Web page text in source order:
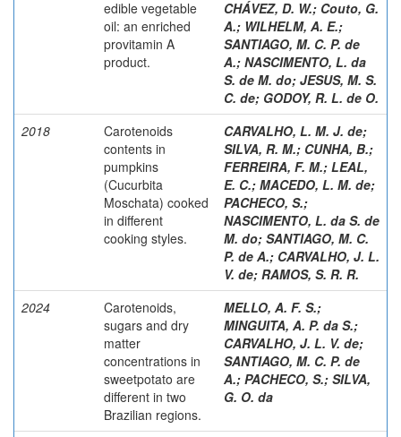
edible vegetable
oil: an enriched
provitamin A
product.
CHÁVEZ, D. W.; Couto, G.
A.; WILHELM, A. E.;
SANTIAGO, M. C. P. de
A.; NASCIMENTO, L. da
S. de M. do; JESUS, M. S.
C. de; GODOY, R. L. de O.
2018
Carotenoids
contents in
pumpkins
(Cucurbita
Moschata) cooked
in different
cooking styles.
CARVALHO, L. M. J. de;
SILVA, R. M.; CUNHA, B.;
FERREIRA, F. M.; LEAL,
E. C.; MACEDO, L. M. de;
PACHECO, S.;
NASCIMENTO, L. da S. de
M. do; SANTIAGO, M. C.
P. de A.; CARVALHO, J. L.
V. de; RAMOS, S. R. R.
2024
Carotenoids,
sugars and dry
matter
concentrations in
sweetpotato are
different in two
Brazilian regions.
MELLO, A. F. S.;
MINGUITA, A. P. da S.;
CARVALHO, J. L. V. de;
SANTIAGO, M. C. P. de
A.; PACHECO, S.; SILVA,
G. O. da